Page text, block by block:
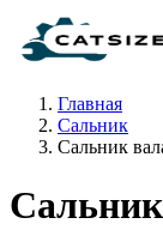
Главная
Сальник
Сальник